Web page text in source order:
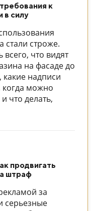
к
в силу
стали строже.
что видят
на фасаде до
надписи
когда можно
что делать,
продвигать
штраф
за
серьезные